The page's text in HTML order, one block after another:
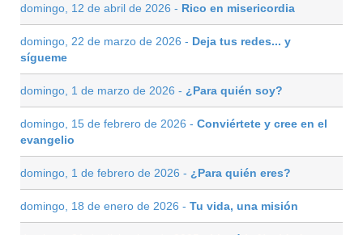
domingo, 12 de abril de 2026 - Rico en misericordia
domingo, 22 de marzo de 2026 - Deja tus redes... y
sígueme
domingo, 1 de marzo de 2026 - ¿Para quién soy?
domingo, 15 de febrero de 2026 - Conviértete y cree en el
evangelio
domingo, 1 de febrero de 2026 - ¿Para quién eres?
domingo, 18 de enero de 2026 - Tu vida, una misión